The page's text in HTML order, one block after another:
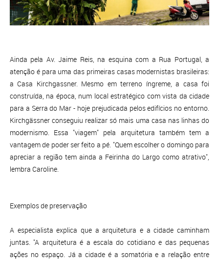
Ainda pela Av. Jaime Reis, na esquina com a Rua Portugal, a
atenção é para uma das primeiras casas modernistas brasileiras:
a Casa Kirchgassner. Mesmo em terreno íngreme, a casa foi
construída, na época, num local estratégico com vista da cidade
para a Serra do Mar - hoje prejudicada pelos edifícios no entorno.
Kirchgässner conseguiu realizar só mais uma casa nas linhas do
modernismo. Essa "viagem" pela arquitetura também tem a
vantagem de poder ser feito a pé. "Quem escolher o domingo para
apreciar a região tem ainda a Feirinha do Largo como atrativo",
lembra Caroline.
Exemplos de preservação
A especialista explica que a arquitetura e a cidade caminham
juntas. "A arquitetura é a escala do cotidiano e das pequenas
ações no espaço. Já a cidade é a somatória e a relação entre